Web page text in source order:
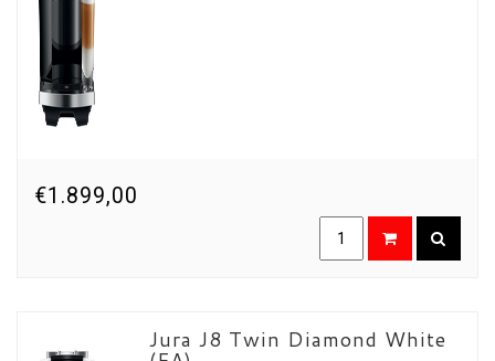
€1.899,00
Jura J8 Twin Diamond White